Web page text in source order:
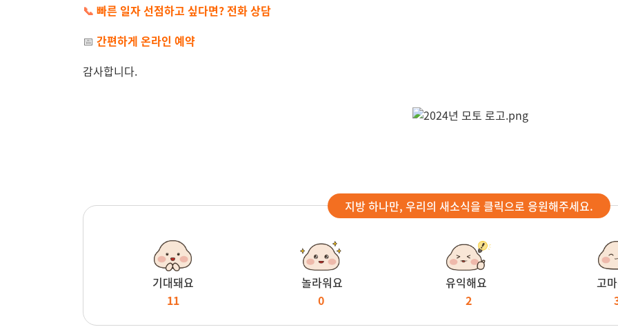
📞 빠른 일자 선점하고 싶다면? 전화 상담
📅 간편하게 온라인 예약
감사합니다.
지방 하나만, 우리의 새소식을 클릭으로 응원해주세요.
기대돼요
11
놀라워요
0
유익해요
2
고